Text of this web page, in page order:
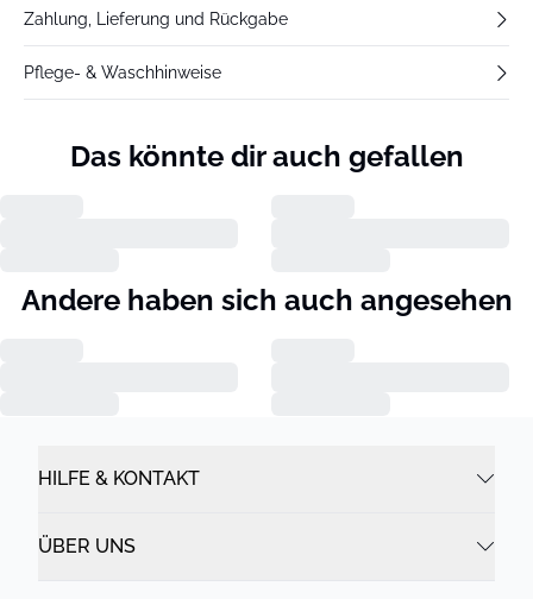
Zahlung, Lieferung und Rückgabe
Pflege- & Waschhinweise
Das könnte dir auch gefallen
Andere haben sich auch angesehen
HILFE & KONTAKT
ÜBER UNS